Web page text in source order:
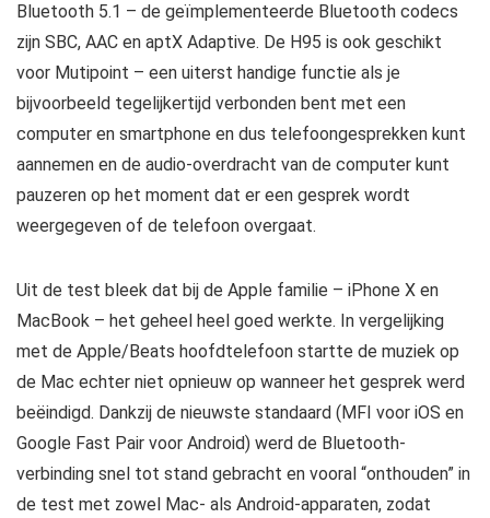
Bluetooth 5.1 – de geïmplementeerde Bluetooth codecs
zijn SBC, AAC en aptX Adaptive. De H95 is ook geschikt
voor Mutipoint – een uiterst handige functie als je
bijvoorbeeld tegelijkertijd verbonden bent met een
computer en smartphone en dus telefoongesprekken kunt
aannemen en de audio-overdracht van de computer kunt
pauzeren op het moment dat er een gesprek wordt
weergegeven of de telefoon overgaat.
Uit de test bleek dat bij de Apple familie – iPhone X en
MacBook – het geheel heel goed werkte. In vergelijking
met de Apple/Beats hoofdtelefoon startte de muziek op
de Mac echter niet opnieuw op wanneer het gesprek werd
beëindigd. Dankzij de nieuwste standaard (MFI voor iOS en
Google Fast Pair voor Android) werd de Bluetooth-
verbinding snel tot stand gebracht en vooral “onthouden” in
de test met zowel Mac- als Android-apparaten, zodat